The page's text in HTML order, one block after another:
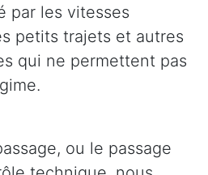
par les vitesses
petits trajets et autres
qui ne permettent pas
ou le passage